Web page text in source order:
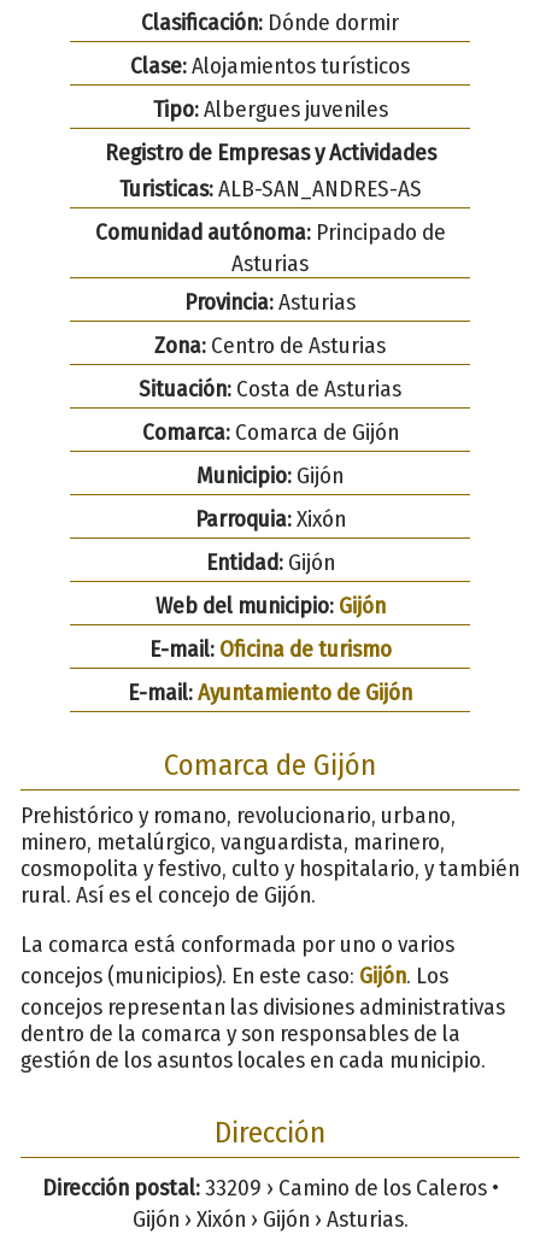
Clasificación: Dónde dormir
Clase:Alojamientos turísticos
Tipo:Albergues juveniles
Registro de Empresas y Actividades
Turisticas:ALB-SAN_ANDRES-AS
Comunidad autónoma:Principado de
Asturias
Provincia:Asturias
Zona: Centro de Asturias
Situación: Costa de Asturias
Comarca:Comarca de Gijón
Municipio: Gijón
Parroquia:Xixón
Entidad:Gijón
Web del municipio: Gijón
E-mail: Oficina de turismo
E-mail:Ayuntamiento de Gijón
Comarca de Gijón
Prehistórico y romano, revolucionario, urbano,
minero, metalúrgico, vanguardista, marinero,
cosmopolita y festivo, culto y hospitalario, y también
rural. Así es el concejo de Gijón.
La comarca está conformada por uno o varios
concejos (municipios). En este caso: Gijón. Los
concejos representan las divisiones administrativas
dentro de la comarca y son responsables de la
gestión de los asuntos locales en cada municipio.
Dirección
Dirección postal:33209 › Camino de los Caleros •
Gijón › Xixón › Gijón › Asturias.